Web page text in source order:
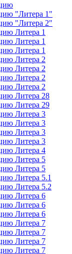
"Литера 1"
"Литера 2"
Литера 1
Литера 1
Литера 1
Литера 2
Литера 2
Литера 2
Литера 2
Литера 28
Литера 29
Литера 3
Литера 3
Литера 3
Литера 3
Литера 4
Литера 5
Литера 5
Литера 5.1
Литера 5.2
Литера 6
Литера 6
Литера 6
Литера 7
Литера 7
Литера 7
Литера 7